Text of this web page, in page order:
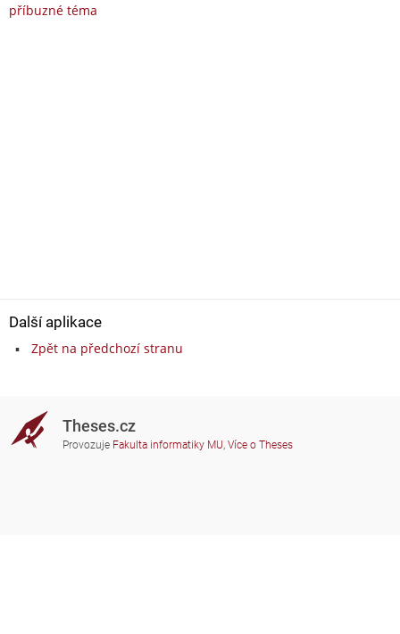
příbuzné téma
Další aplikace
Zpět na předchozí stranu
Theses.cz
Provozuje Fakulta informatiky MU, Více o Theses